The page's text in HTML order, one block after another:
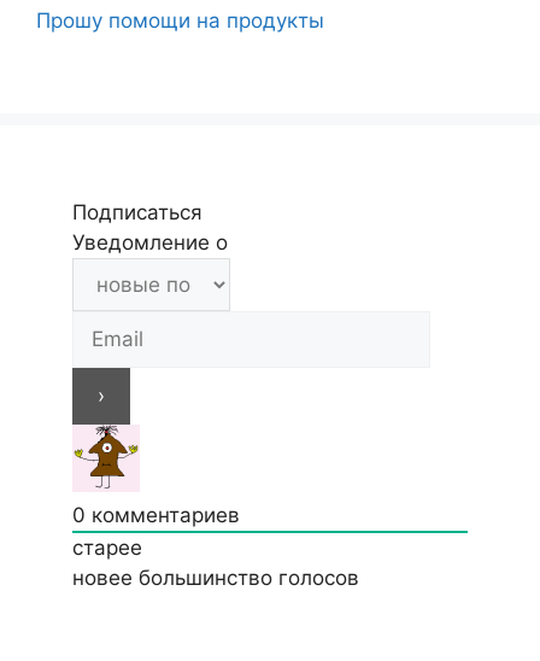
Прошу помощи на продукты
Подписаться
Уведомление о
0 комментариев
старее
новее большинство голосов